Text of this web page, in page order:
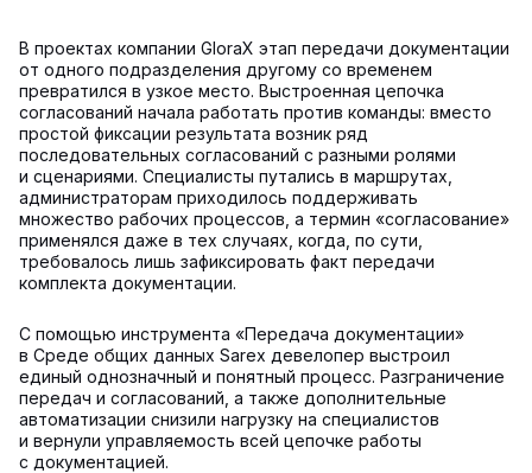
В проектах компании GloraX этап передачи документации
от одного подразделения другому со временем
превратился в узкое место. Выстроенная цепочка
согласований начала работать против команды: вместо
простой фиксации результата возник ряд
последовательных согласований с разными ролями
и сценариями. Специалисты путались в маршрутах,
администраторам приходилось поддерживать
множество рабочих процессов, а термин «согласование»
применялся даже в тех случаях, когда, по сути,
требовалось лишь зафиксировать факт передачи
комплекта документации.
С помощью инструмента «Передача документации»
в Среде общих данных Sarex девелопер выстроил
единый однозначный и понятный процесс. Разграничение
передач и согласований, а также дополнительные
автоматизации снизили нагрузку на специалистов
и вернули управляемость всей цепочке работы
с документацией.